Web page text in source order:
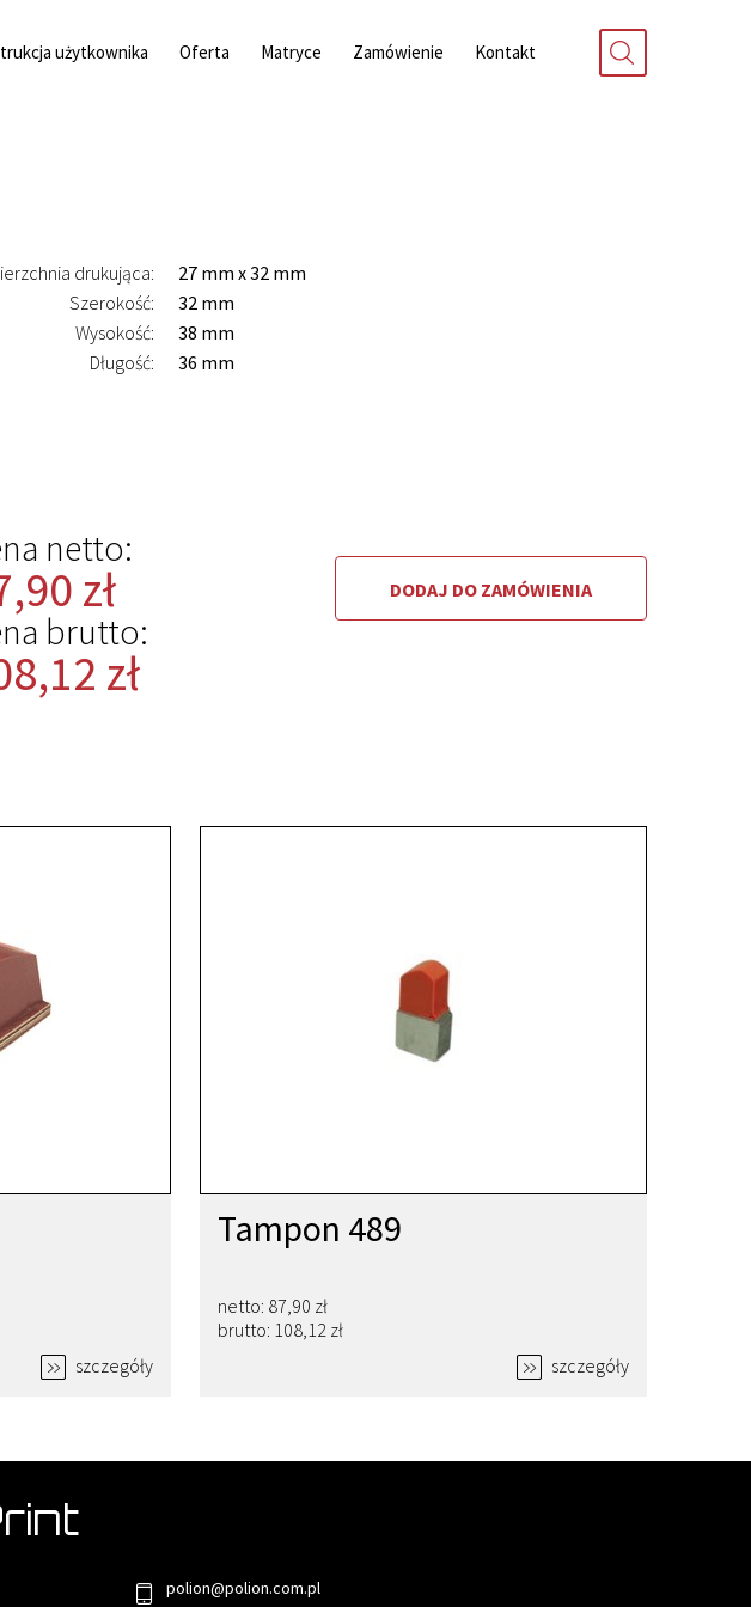
użytkownika Oferta Matryce Zamówienie Kontakt
drukująca:
27 mm x 32 mm
Szerokość:
32 mm
Wysokość:
38 mm
Długość:
36 mm
netto:
zł
brutto:
zł
DODAJ DO ZAMÓWIENIA
szczegóły
Tampon 489
netto: 87,90 zł
brutto: 108,12 zł
szczegóły
polion@polion.com.pl